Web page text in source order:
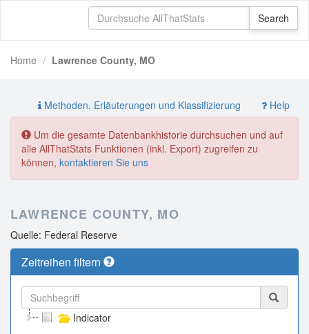
Home Lawrence County, MO
Methoden, Erläuterungen und Klassifizierung Help
Um die gesamte Datenbankhistorie durchsuchen und auf
alle AllThatStats Funktionen (inkl. Export) zugreifen zu
können, kontaktieren Sie uns
LAWRENCE COUNTY, MO
Quelle: Federal Reserve
Zeitreihen filtern
Indicator